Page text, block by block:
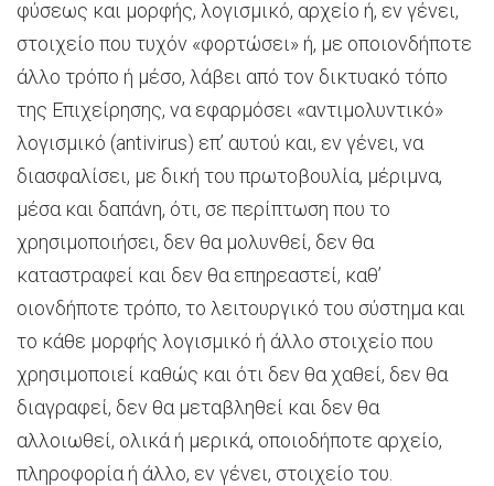
φύσεως και μορφής, λογισμικό, αρχείο ή, εν γένει,
στοιχείο που τυχόν «φορτώσει» ή, με οποιονδήποτε
άλλο τρόπο ή μέσο, λάβει από τον δικτυακό τόπο
της Επιχείρησης, να εφαρμόσει «αντιμολυντικό»
λογισμικό (antivirus) επ’ αυτού και, εν γένει, να
διασφαλίσει, με δική του πρωτοβουλία, μέριμνα,
μέσα και δαπάνη, ότι, σε περίπτωση που το
χρησιμοποιήσει, δεν θα μολυνθεί, δεν θα
καταστραφεί και δεν θα επηρεαστεί, καθ’
οιονδήποτε τρόπο, το λειτουργικό του σύστημα και
το κάθε μορφής λογισμικό ή άλλο στοιχείο που
χρησιμοποιεί καθώς και ότι δεν θα χαθεί, δεν θα
διαγραφεί, δεν θα μεταβληθεί και δεν θα
αλλοιωθεί, ολικά ή μερικά, οποιοδήποτε αρχείο,
πληροφορία ή άλλο, εν γένει, στοιχείο του.